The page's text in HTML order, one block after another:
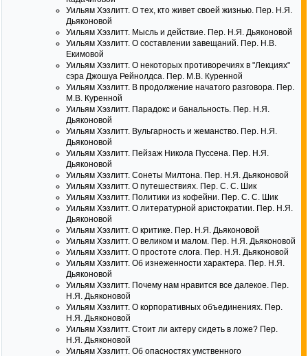
Уильям Хэзлитт. О тех, кто живет своей жизнью. Пер. Н.Я.
Дьяконовой
Уильям Хэзлитт. Мысль и действие. Пер. Н.Я. Дьяконовой
Уильям Хэзлитт. О составлении завещаний. Пер. Н.В.
Екимовой
Уильям Хэзлитт. О некоторых противоречиях в "Лекциях"
сэра Джошуа Рейнолдса. Пер. М.В. Куренной
Уильям Хэзлитт. В продолжение начатого разговора. Пер.
М.В. Куренной
Уильям Хэзлитт. Парадокс и банальность. Пер. Н.Я.
Дьяконовой
Уильям Хэзлитт. Вульгарность и жеманство. Пер. Н.Я.
Дьяконовой
Уильям Хэзлитт. Пейзаж Никола Пуссена. Пер. Н.Я.
Дьяконовой
Уильям Хэзлитт. Сонеты Милтона. Пер. Н.Я. Дьяконовой
Уильям Хэзлитт. О путешествиях. Пер. С. С. Шик
Уильям Хэзлитт. Политики из кофейни. Пер. С. С. Шик
Уильям Хэзлитт. О литературной аристократии. Пер. Н.Я.
Дьяконовой
Уильям Хэзлитт. О критике. Пер. Н.Я. Дьяконовой
Уильям Хэзлитт. О великом и малом. Пер. Н.Я. Дьяконовой
Уильям Хэзлитт. О простоте слога. Пер. Н.Я. Дьяконовой
Уильям Хэзлитт. Об изнеженности характера. Пер. Н.Я.
Дьяконовой
Уильям Хэзлитт. Почему нам нравится все далекое. Пер.
Н.Я. Дьяконовой
Уильям Хэзлитт. О корпоративных объединениях. Пер.
Н.Я. Дьяконовой
Уильям Хэзлитт. Стоит ли актеру сидеть в ложе? Пер.
Н.Я. Дьяконовой
Уильям Хэзлитт. Об опасностях умственного